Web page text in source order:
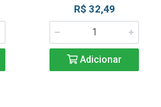
R$ 32,49
Adicionar